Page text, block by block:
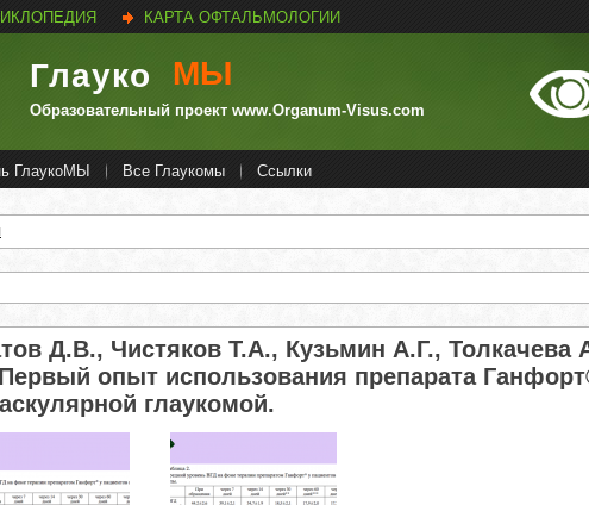
КАРТА ОФТАЛЬМОЛОГИИ
Глауко МЫ
Образовательный проект www.Organum-Visus.com
ГлаукоМЫ Все Глаукомы Ссылки
Д.В., Чистяков Т.А., Кузьмин А.Г., Толкачева
опыт использования препарата
глаукомой.